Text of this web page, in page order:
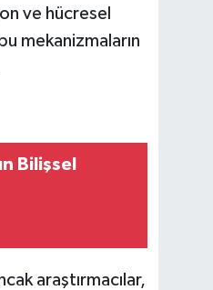
ve hücresel
mekanizmaların
Bilişsel
araştırmacılar,